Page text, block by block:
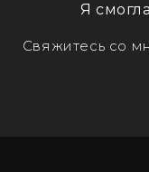
Я
Свяжитесь со